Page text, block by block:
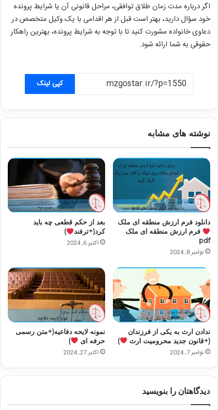
اگر درباره مدت زمان طلاق توافقی، مراحل قانونی آن یا شرایط پرونده
خود سؤال دارید، بهتر است قبل از هر اقدامی با یک وکیل متخصص در
دعاوی خانواده مشورت کنید تا با توجه به شرایط پرونده، بهترین راهکار
حقوقی به شما ارائه شود.
کپی لینک
نوشته های مشابه
دانلود فرم ارزش منطقه ای ملک
فرم ارزش منطقه ای ملک
pdf
نوامبر 8, 2024
بعد از حکم قطعی چه باید
کرد(+ترفند
)
اکتبر 6, 2024
ندادن ارث به یکی از فرزندان
(+قانون جدید محرومیت ارث
)
نوامبر 7, 2024
نمونه لایحه دفاعیه(+متن رسمی
حرفه ای
)
اکتبر 27, 2024
دیدگاهتان را بنویسید